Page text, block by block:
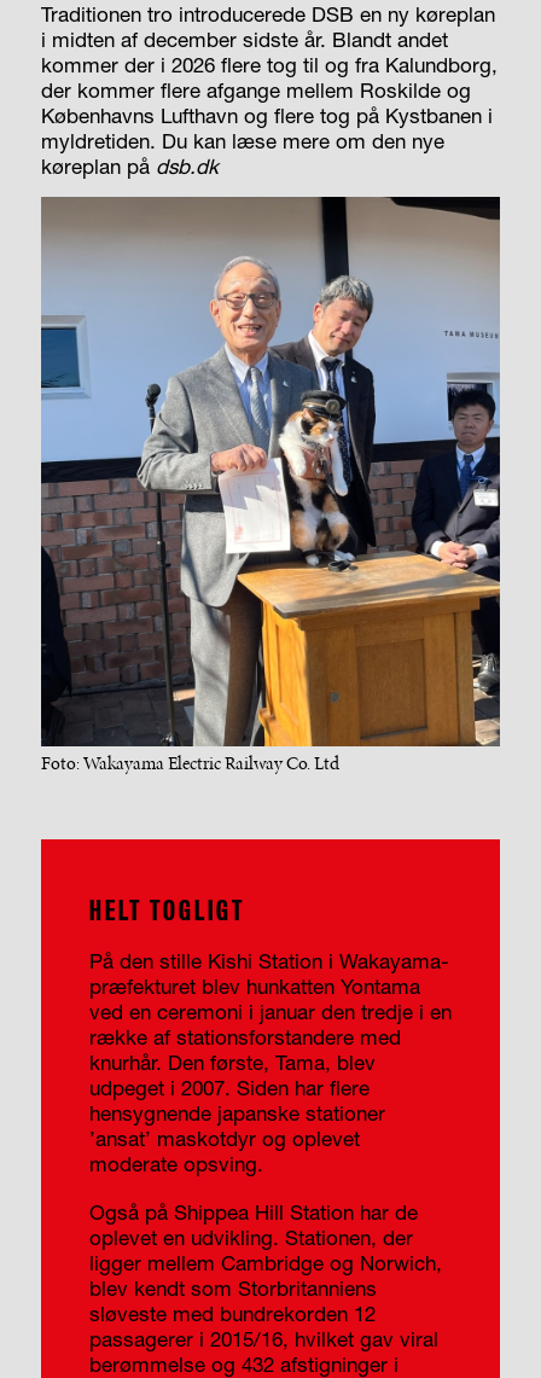
Traditionen tro introducerede DSB en ny køreplan
i midten af december sidste år. Blandt andet
kommer der i 2026 flere tog til og fra Kalundborg,
der kommer flere afgange mellem Roskilde og
Københavns Lufthavn og flere tog på Kystbanen i
myldretiden. Du kan læse mere om den nye
køreplan på dsb.dk
Foto: Wakayama Electric Railway Co. Ltd
HELT TOGLIGT
På den stille Kishi Station i Wakayama-
præfekturet blev hunkatten Yontama
ved en ceremoni i januar den tredje i en
række af stationsforstandere med
knurhår. Den første, Tama, blev
udpeget i 2007. Siden har flere
hensygnende japanske stationer
’ansat’ maskotdyr og oplevet
moderate opsving.
Også på Shippea Hill Station har de
oplevet en udvikling. Stationen, der
ligger mellem Cambridge og Norwich,
blev kendt som Storbritanniens
sløveste med bundrekorden 12
passagerer i 2015/16, hvilket gav viral
berømmelse og 432 afstigninger i